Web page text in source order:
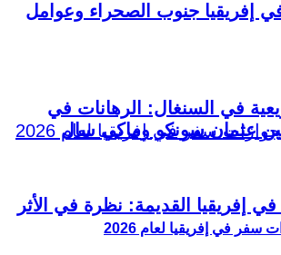
إفريقيا جنوب الصحراء وعوامل
في السنغال: الرهانات في
عثمان سونكو وماكي سال
في إفريقيا القديمة: نظرة في الأثر